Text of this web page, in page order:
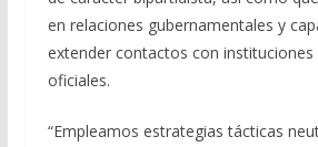
en relaciones gubernamentales y
extender contactos con instituciones
oficiales.
“Empleamos estrategias tácticas